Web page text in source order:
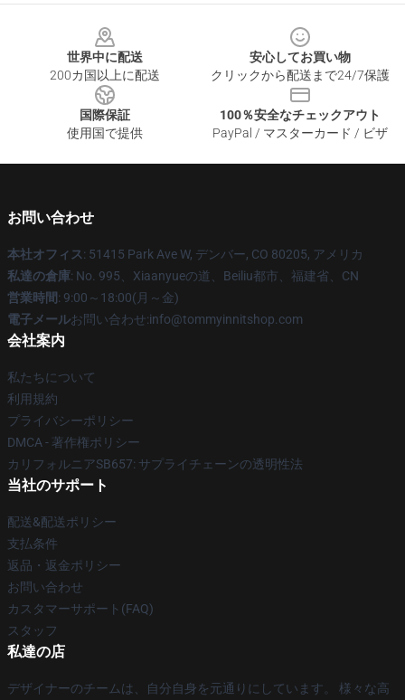
世界中に配送
200カ国以上に配送
安心してお買い物
クリックから配送まで24/7保護
国際保証
使用国で提供
100％安全なチェックアウト
PayPal / マスターカード / ビザ
お問い合わせ
本社オフィス: 51415 Park Ave W, デンバー, CO 80205, アメリカ
私達の倉庫: No. 995、Xiaanyueの道、Beiliu都市、福建省、CN
営業時間: 9:00～18:00(月～金)
電子メールお問い合わせ:info@tommyinnitshop.com
会社案内
私たちについて
利用規約
プライバシーポリシー
DMCA - 著作権ポリシー
カリフォルニアSB657: サプライチェーンの透明性法
当社のサポート
配送&配送ポリシー
支払条件
返品・返金ポリシー
お問い合わせ
カスタマーサポート(FAQ)
スタッフ
私達の店
デザイナーのチームは、自分自身を元通りにしています。 様々な高